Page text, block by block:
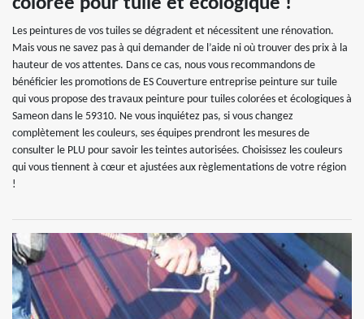
Les peintures de vos tuiles se dégradent et nécessitent une rénovation.
Mais vous ne savez pas à qui demander de l’aide ni où trouver des prix à la
hauteur de vos attentes. Dans ce cas, nous vous recommandons de
bénéficier les promotions de ES Couverture entreprise peinture sur tuile
qui vous propose des travaux peinture pour tuiles colorées et écologiques à
Sameon dans le 59310. Ne vous inquiétez pas, si vous changez
complètement les couleurs, ses équipes prendront les mesures de
consulter le PLU pour savoir les teintes autorisées. Choisissez les couleurs
qui vous tiennent à cœur et ajustées aux règlementations de votre région
!